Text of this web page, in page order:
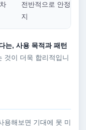
전반적으로 안정적인
지
는, 사용 목적과 패턴
것이 더욱 합리적입니
용해보면 기대에 못 미